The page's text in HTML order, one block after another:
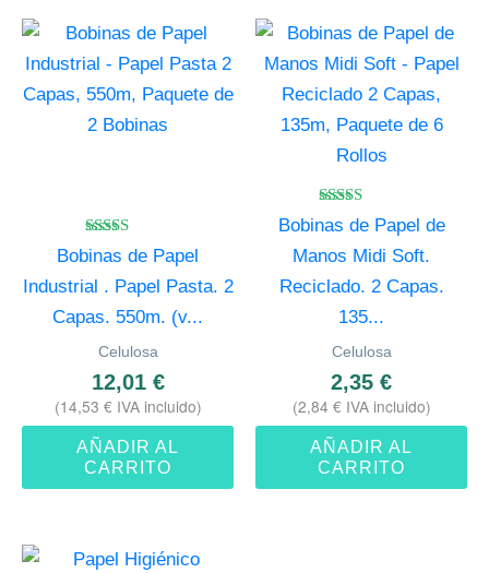
Valorado
con
4.50
de 5
Bobinas de Papel
Industrial . Papel Pasta. 2
Capas. 550m. (v...
Celulosa
12,01 €
(14,53 € IVA incluido)
AÑADIR AL
CARRITO
Valorado
con
4.60
de 5
Bobinas de Papel de
Manos Midi Soft.
Reciclado. 2 Capas.
135...
Celulosa
2,35 €
(2,84 € IVA incluido)
AÑADIR AL
CARRITO